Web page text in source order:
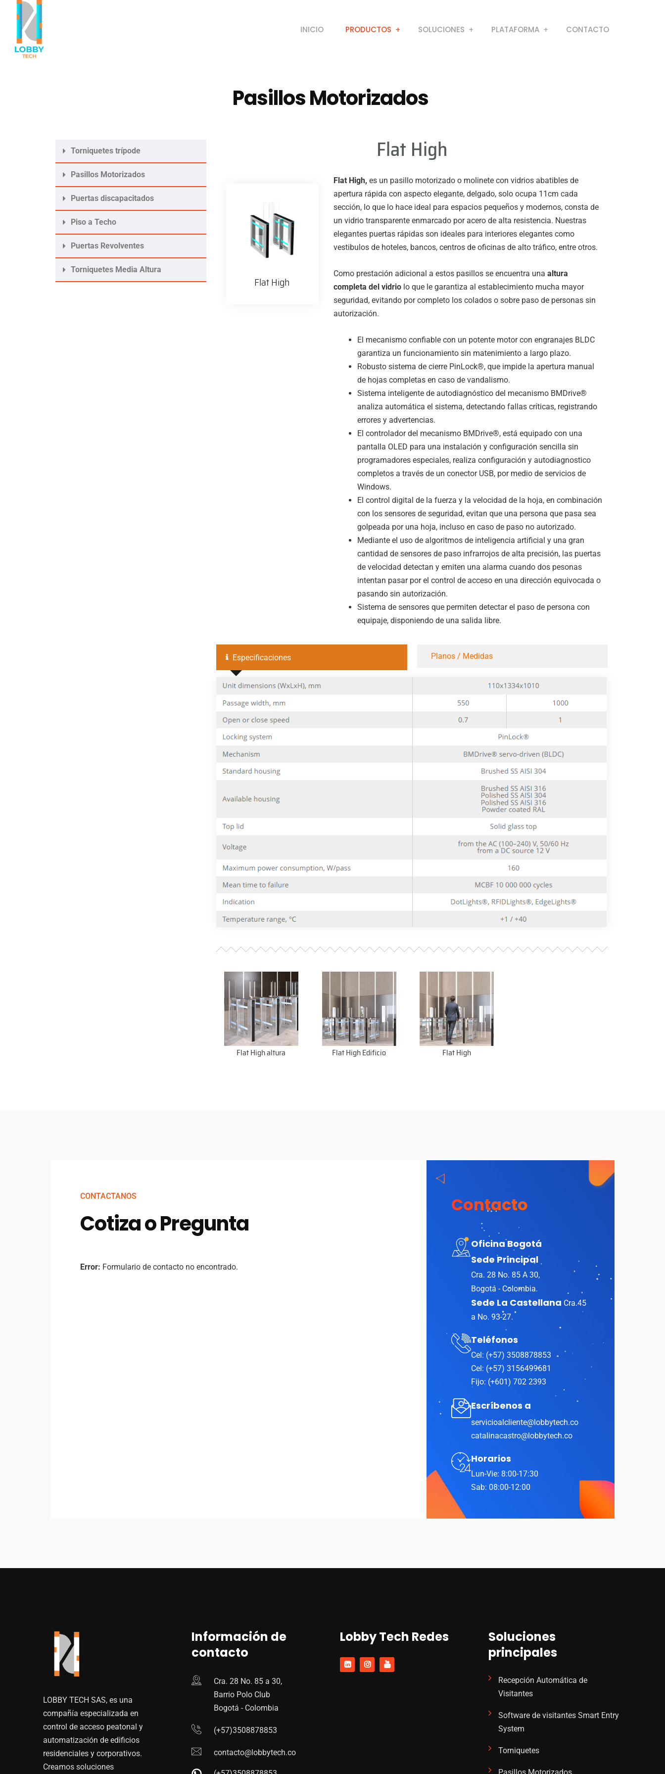
INICIO PRODUCTOS SOLUCIONES PLATAFORMA CONTACTO
Pasillos Motorizados
Torniquetes trípode
Pasillos Motorizados
Puertas discapacitados
Piso a Techo
Puertas Revolventes
Torniquetes Media Altura
Flat High
Flat High
Flat High, es un pasillo motorizado o molinete con vidrios abatibles de
apertura rápida con aspecto elegante, delgado, solo ocupa 11cm cada
sección, lo que lo hace ideal para espacios pequeños y modernos, consta de
un vidrio transparente enmarcado por acero de alta resistencia. Nuestras
elegantes puertas rápidas son ideales para interiores elegantes como
vestibulos de hoteles, bancos, centros de oficinas de alto tráfico, entre otros.
Como prestación adicional a estos pasillos se encuentra una altura
completa del vidriolo que le garantiza al establecimiento mucha mayor
seguridad, evitando por completo los colados o sobre paso de personas sin
autorización.
El mecanismo confiable con un potente motor con engranajes BLDC
garantiza un funcionamiento sin matenimiento a largo plazo.
Robusto sistema de cierre PinLock®, que impide la apertura manual
de hojas completas en caso de vandalismo.
Sistema inteligente de autodiagnóstico del mecanismo BMDrive®
analiza automática el sistema, detectando fallas críticas, registrando
errores y advertencias.
El controlador del mecanismo BMDrive®, está equipado con una
pantalla OLED para una instalación y configuración sencilla sin
programadores especiales, realiza configuración y autodiagnostico
completos a través de un conector USB, por medio de servicios de
Windows.
El control digital de la fuerza y la velocidad de la hoja, en combinación
con los sensores de seguridad, evitan que una persona que pasa sea
golpeada por una hoja, incluso en caso de paso no autorizado.
Mediante el uso de algoritmos de inteligencia artificial y una gran
cantidad de sensores de paso infrarrojos de alta precisión, las puertas
de velocidad detectan y emiten una alarma cuando dos pesonas
intentan pasar por el control de acceso en una dirección equivocada o
pasando sin autorización.
Sistema de sensores que permiten detectar el paso de persona con
equipaje, disponiendo de una salida libre.
Especificaciones Planos / Medidas
Flat High altura Flat High Edificio Flat High
CONTACTANOS
Cotiza o Pregunta
Error: Formulario de contacto no encontrado.
Contacto
Oficina Bogotá
Sede Principal
Cra. 28 No. 85 A 30,
Bogotá - Colombia.
Sede La Castellana Cra.45
a No. 93-27.
Teléfonos
Cel: (+57) 3508878853
Cel: (+57) 3156499681
Fijo: (+601) 702 2393
Escríbenos a
servicioalcliente@lobbytech.co
catalinacastro@lobbytech.co
Horarios
Lun-Vie: 8:00-17:30
Sab: 08:00-12:00
LOBBY TECH SAS, es una
compañía especializada en
control de acceso peatonal y
automatización de edificios
residenciales y corporativos.
Creamos soluciones
Información de
contacto
Cra. 28 No. 85 a 30,
Barrio Polo Club
Bogotá - Colombia
(+57)3508878853
contacto@lobbytech.co
Lobby Tech Redes
Soluciones
principales
Recepción Automática de
Visitantes
Software de visitantes Smart Entry
System
Torniquetes